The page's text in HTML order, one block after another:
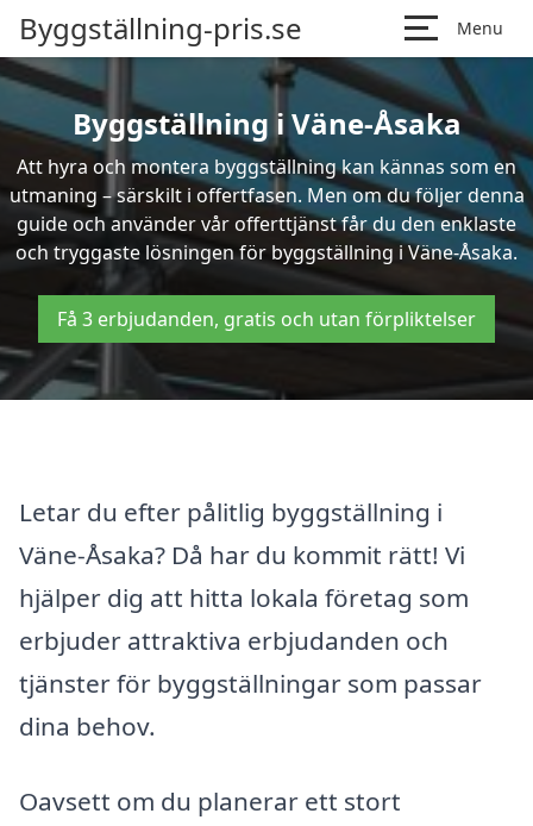
Byggställning-pris.se Menu
Byggställning i Väne-Åsaka
Att hyra och montera byggställning kan kännas som en
utmaning – särskilt i offertfasen. Men om du följer denna
guide och använder vår offerttjänst får du den enklaste
och tryggaste lösningen för byggställning i Väne-Åsaka.
Få 3 erbjudanden, gratis och utan förpliktelser
Letar du efter pålitlig byggställning i
Väne-Åsaka? Då har du kommit rätt! Vi
hjälper dig att hitta lokala företag som
erbjuder attraktiva erbjudanden och
tjänster för byggställningar som passar
dina behov.
Oavsett om du planerar ett stort